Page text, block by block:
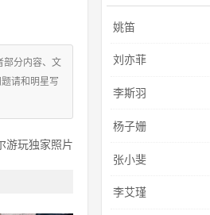
部分内容、文
请和明星写
游玩独家照片
姚笛
刘亦菲
李斯羽
杨子姗
张小斐
李艾瑾